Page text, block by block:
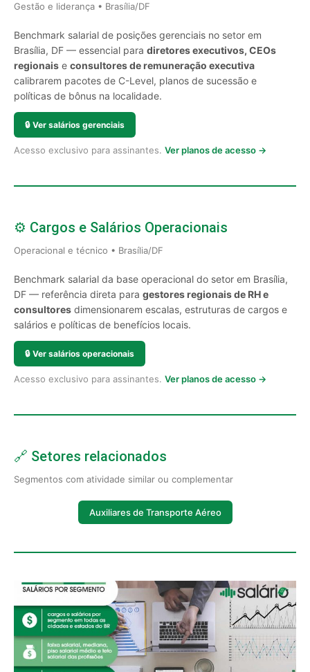
Gestão e liderança • Brasília/DF
Benchmark salarial de posições gerenciais no setor em
Brasília, DF — essencial para diretores executivos, CEOs
regionais e consultores de remuneração executiva
calibrarem pacotes de C-Level, planos de sucessão e
políticas de bônus na localidade.
🔒 Ver salários gerenciais
Acesso exclusivo para assinantes. Ver planos de acesso →
⚙️ Cargos e Salários Operacionais
Operacional e técnico • Brasília/DF
Benchmark salarial da base operacional do setor em Brasília,
DF — referência direta para gestores regionais de RH e
consultores dimensionarem escalas, estruturas de cargos e
salários e políticas de benefícios locais.
🔒 Ver salários operacionais
Acesso exclusivo para assinantes. Ver planos de acesso →
🔗 Setores relacionados
Segmentos com atividade similar ou complementar
Auxiliares de Transporte Aéreo